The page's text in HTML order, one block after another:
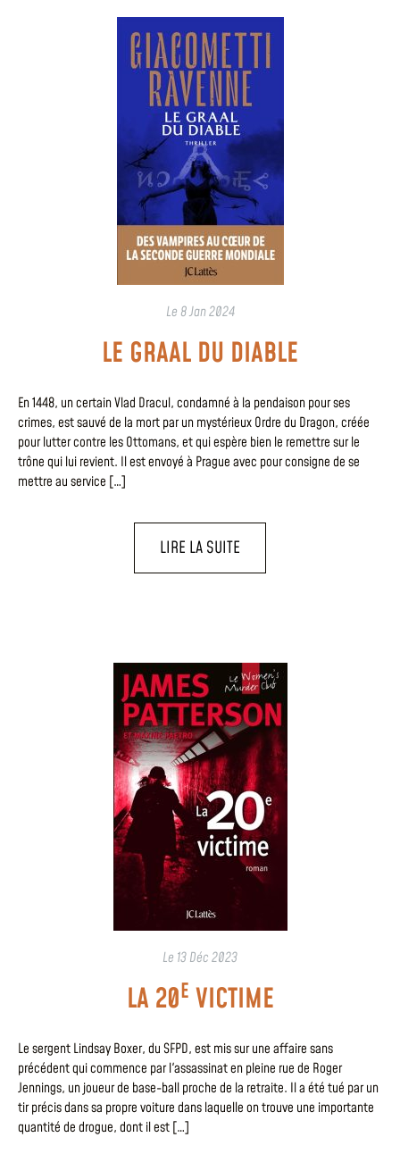
Le 8 Jan 2024
LE GRAAL DU DIABLE
En 1448, un certain Vlad Dracul, condamné à la pendaison pour ses
crimes, est sauvé de la mort par un mystérieux Ordre du Dragon, créée
pour lutter contre les Ottomans, et qui espère bien le remettre sur le
trône qui lui revient. Il est envoyé à Prague avec pour consigne de se
mettre au service […]
LIRE LA SUITE
Le 13 Déc 2023
LA 20E VICTIME
Le sergent Lindsay Boxer, du SFPD, est mis sur une affaire sans
précédent qui commence par l'assassinat en pleine rue de Roger
Jennings, un joueur de base-ball proche de la retraite. Il a été tué par un
tir précis dans sa propre voiture dans laquelle on trouve une importante
quantité de drogue, dont il est […]